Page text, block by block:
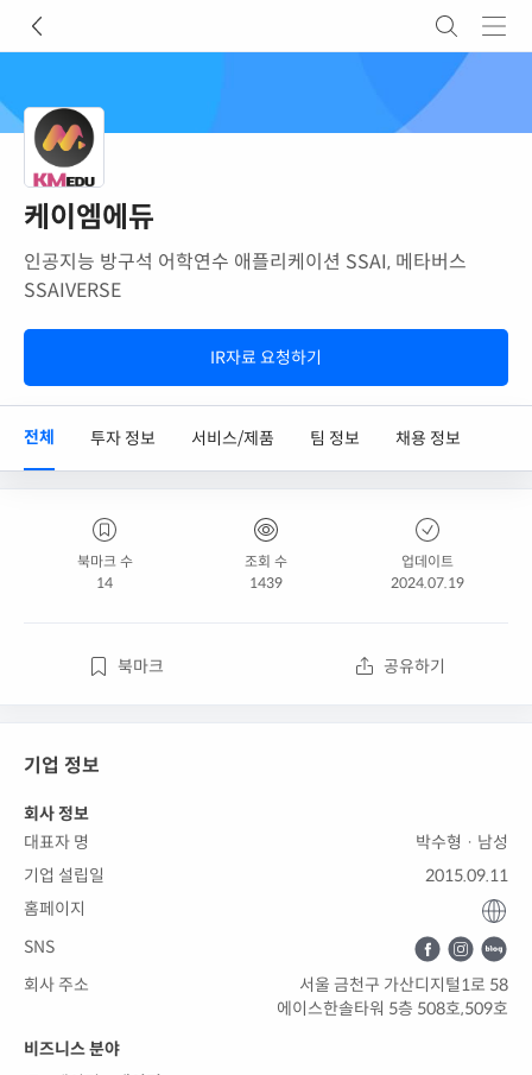
케이엠에듀
인공지능 방구석 어학연수 애플리케이션 SSAI, 메타버스
SSAIVERSE
IR자료 요청하기
전체 투자 정보 서비스/제품 팀 정보 채용 정보
북마크 수
14
조회 수
1439
업데이트
2024.07.19
북마크 공유하기
기업 정보
회사 정보
대표자 명
박수형 · 남성
기업 설립일
2015.09.11
홈페이지
SNS
회사 주소
서울 금천구 가산디지털1로 58
에이스한솔타워 5층 508호,509호
비즈니스 분야